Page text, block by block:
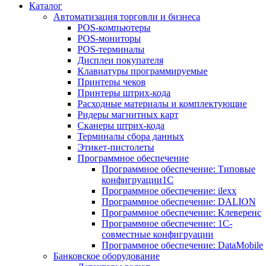
Каталог
Автоматизация торговли и бизнеса
POS-компьютеры
POS-мониторы
POS-терминалы
Дисплеи покупателя
Клавиатуры программируемые
Принтеры чеков
Принтеры штрих-кода
Расходные материалы и комплектующие
Ридеры магнитных карт
Сканеры штрих-кода
Терминалы сбора данных
Этикет-пистолеты
Программное обеспечение
Программное обеспечение: Типовые
конфигруации1С
Программное обеспечение: ilexx
Программное обеспечение: DALION
Программное обеспечение: Клеверенс
Программное обеспечение: 1С-
совместные конфигруации
Программное обеспечение: DataMobile
Банковское оборудование